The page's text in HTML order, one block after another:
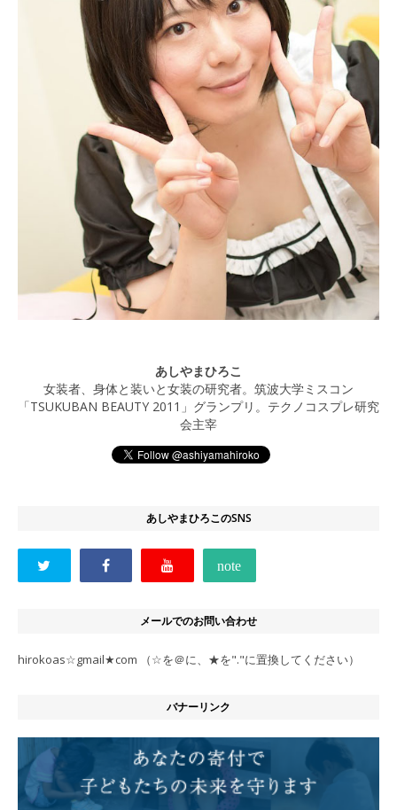
あしやまひろこ
女装者、身体と装いと女装の研究者。筑波大学ミスコン
「TSUKUBAN BEAUTY 2011」グランプリ。テクノコスプレ研究
会主宰
あしやまひろこのSNS
メールでのお問い合わせ
hirokoas☆gmail★com （☆を＠に、★を"."に置換してください）
バナーリンク